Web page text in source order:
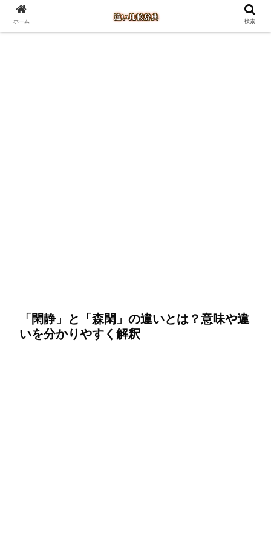
「閑静」と「森閑」の違いとは？意味や違
いを分かりやすく解釈
ホーム 検索